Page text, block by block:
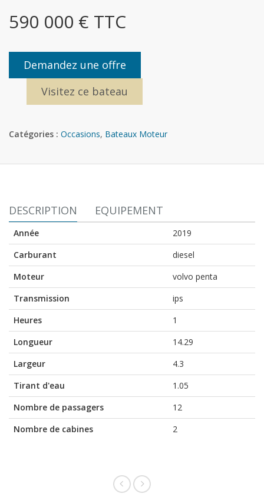
590 000 € TTC
Demandez une offre
Visitez ce bateau
Catégories : Occasions, Bateaux Moteur
DESCRIPTION EQUIPEMENT
Année
2019
Carburant
diesel
Moteur
volvo penta
Transmission
ips
Heures
1
Longueur
14.29
Largeur
4.3
Tirant d'eau
1.05
Nombre de passagers
12
Nombre de cabines
2